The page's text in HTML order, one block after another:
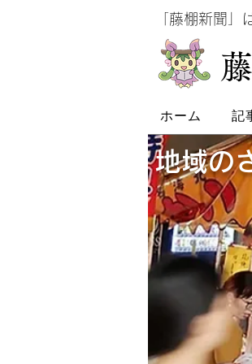
「藤棚新聞
ホーム 記
地域の